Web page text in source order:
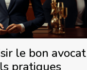
le bon avocat
pratiques